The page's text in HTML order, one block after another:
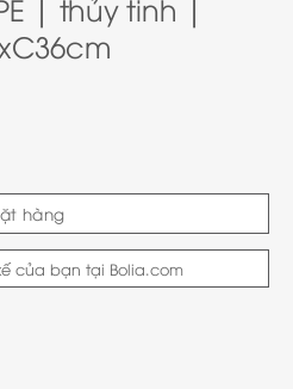
| thủy tinh |
hàng
của bạn tại Bolia.com